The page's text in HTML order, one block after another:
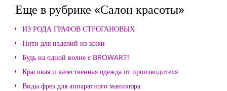
Еще в рубрике «Салон красоты»
ИЗ РОДА ГРАФОВ СТРОГАНОВЫХ
Нити для изделий из кожи
Будь на одной волне с BROWART!
Красивая и качественная одежда от производителя
Виды фрез для аппаратного маникюра